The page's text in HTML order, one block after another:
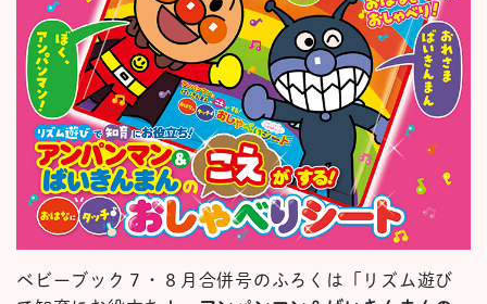
ベビーブック７・８月合併号のふろくは「リズム遊び